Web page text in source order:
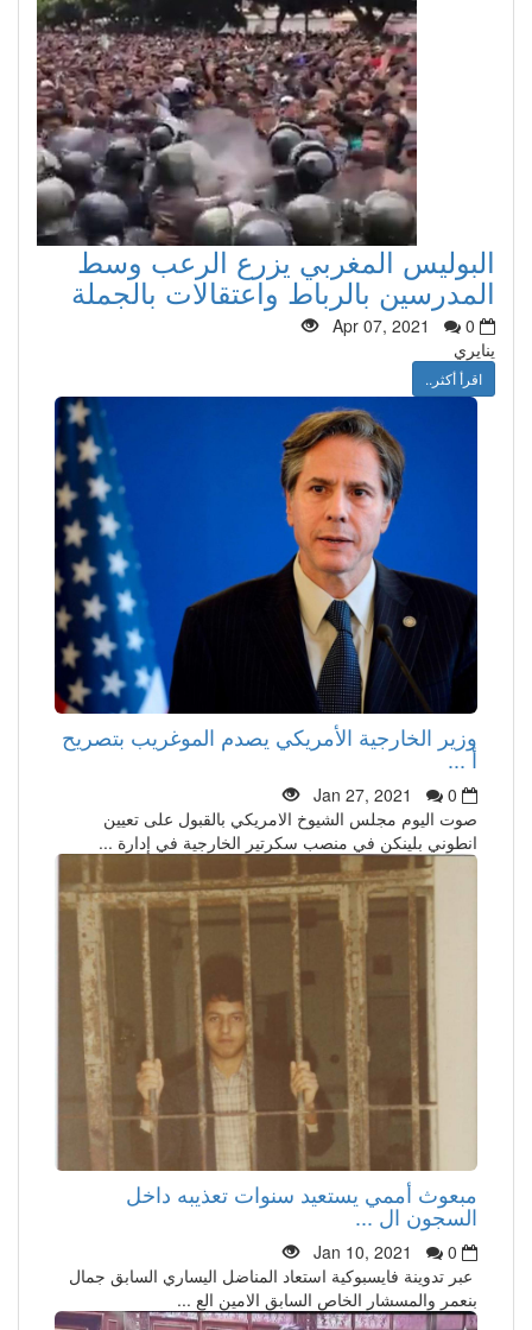
البوليس المغربي يزرع الرعب وسط
المدرسين بالرباط واعتقالات بالجملة
Apr 07, 2021
0
ينايري
اقرأ أكثر..
وزير الخارجية الأمريكي يصدم الموغريب بتصريح
أ ...
Jan 27, 2021
0
صوت اليوم مجلس الشيوخ الامريكي بالقبول على تعيين
انطوني بلينكن في منصب سكرتير الخارجية في إدارة ...
مبعوث أممي يستعيد سنوات تعذيبه داخل
السجون ال ...
Jan 10, 2021
0
عبر تدوينة فايسبوكية استعاد المناضل اليساري السابق جمال
بنعمر والمسشار الخاص السابق الامين الع ...